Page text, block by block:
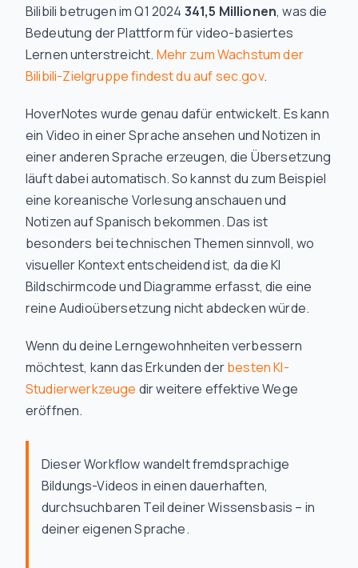
Bilibili betrugen im Q1 2024 341,5 Millionen, was die
Bedeutung der Plattform für video-basiertes
Lernen unterstreicht. Mehr zum Wachstum der
Bilibili-Zielgruppe findest du auf sec.gov.
HoverNotes wurde genau dafür entwickelt. Es kann
ein Video in einer Sprache ansehen und Notizen in
einer anderen Sprache erzeugen, die Übersetzung
läuft dabei automatisch. So kannst du zum Beispiel
eine koreanische Vorlesung anschauen und
Notizen auf Spanisch bekommen. Das ist
besonders bei technischen Themen sinnvoll, wo
visueller Kontext entscheidend ist, da die KI
Bildschirmcode und Diagramme erfasst, die eine
reine Audioübersetzung nicht abdecken würde.
Wenn du deine Lerngewohnheiten verbessern
möchtest, kann das Erkunden derbesten KI-
Studierwerkzeuge dir weitere effektive Wege
eröffnen.
Dieser Workflow wandelt fremdsprachige
Bildungs-Videos in einen dauerhaften,
durchsuchbaren Teil deiner Wissensbasis – in
deiner eigenen Sprache.